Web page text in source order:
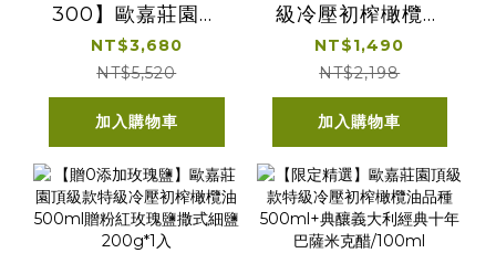
300】歐嘉莊園頂
級款特級冷壓初榨
橄欖油500ml 6入
組贈歐嘉職人款
25ml*10
NT$3,680
NT$5,520
加入購物車
級冷壓初榨橄欖油
500ml*2贈歐嘉職
人款25ml*6
NT$1,490
NT$2,198
加入購物車